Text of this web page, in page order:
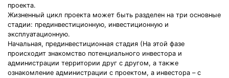
проекта.
Жизненный цикл проекта может быть разделен на три основные
стадии: прединвестиционную, инвестиционную и
эксплуатационную.
Начальная, прединвестиционная стадия (На этой фазе
происходит знакомство потенциального инвестора и
администрации территории друг с другом, а также
ознакомление администрации с проектом, а инвестора – с